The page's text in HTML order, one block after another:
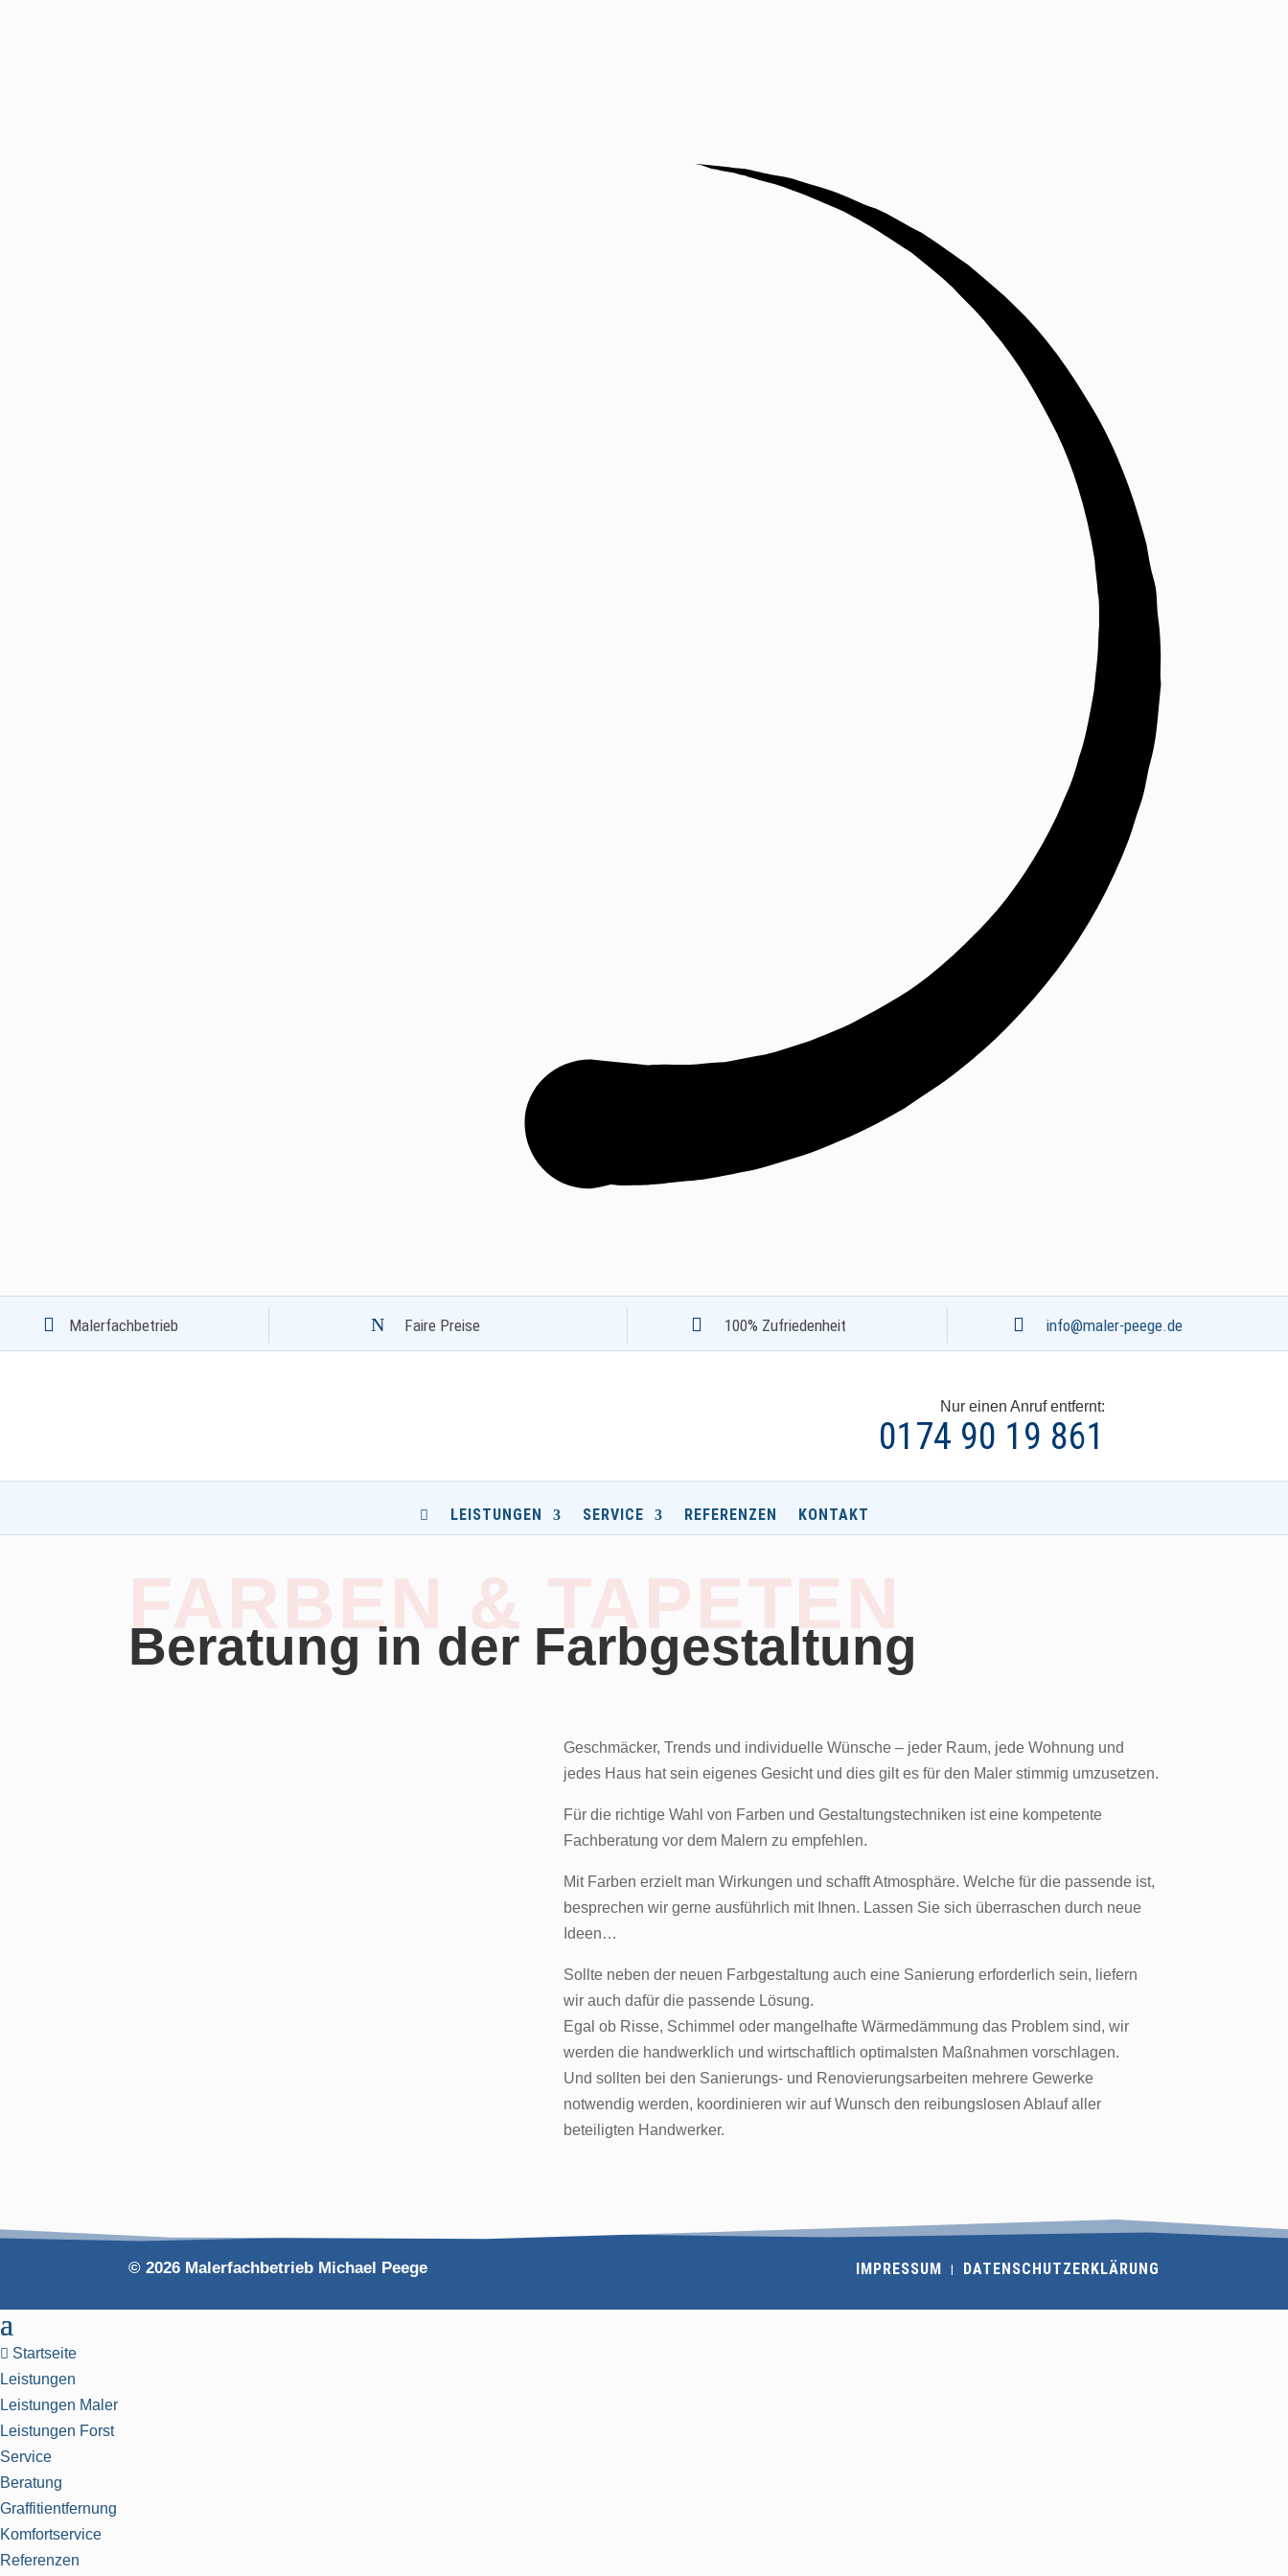
 Malerfachbetrieb N Faire Preise  100% Zufriedenheit  info@maler-peege.de
Nur einen Anruf entfernt:
0174 90 19 861
 LEISTUNGEN SERVICE REFERENZEN KONTAKT
Beratung in der Farbgestaltung
Geschmäcker, Trends und individuelle Wünsche – jeder Raum, jede Wohnung und
jedes Haus hat sein eigenes Gesicht und dies gilt es für den Maler stimmig umzusetzen.
Für die richtige Wahl von Farben und Gestaltungstechniken ist eine kompetente
Fachberatung vor dem Malern zu empfehlen.
Mit Farben erzielt man Wirkungen und schafft Atmosphäre. Welche für die passende ist,
besprechen wir gerne ausführlich mit Ihnen. Lassen Sie sich überraschen durch neue
Ideen…
Sollte neben der neuen Farbgestaltung auch eine Sanierung erforderlich sein, liefern
wir auch dafür die passende Lösung.
Egal ob Risse, Schimmel oder mangelhafte Wärmedämmung das Problem sind, wir
werden die handwerklich und wirtschaftlich optimalsten Maßnahmen vorschlagen.
Und sollten bei den Sanierungs- und Renovierungsarbeiten mehrere Gewerke
notwendig werden, koordinieren wir auf Wunsch den reibungslosen Ablauf aller
beteiligten Handwerker.
© 2026 Malerfachbetrieb Michael Peege IMPRESSUM DATENSCHUTZERKLÄRUNG
 Startseite
Leistungen
Leistungen Maler
Leistungen Forst
Service
Beratung
Graffitientfernung
Komfortservice
Referenzen